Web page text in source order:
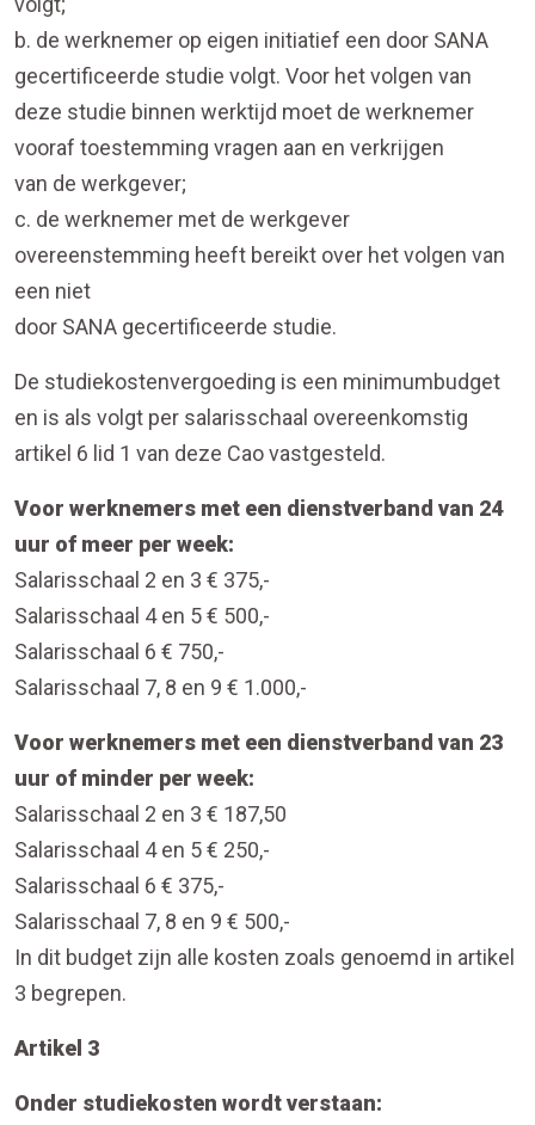
b. de werknemer op eigen initiatief een door SANA
gecertificeerde studie volgt. Voor het volgen van
deze studie binnen werktijd moet de werknemer
vooraf toestemming vragen aan en verkrijgen
van de werkgever;
c. de werknemer met de werkgever
overeenstemming heeft bereikt over het volgen van
een niet
door SANA gecertificeerde studie.
De studiekostenvergoeding is een minimumbudget
en is als volgt per salarisschaal overeenkomstig
artikel 6 lid 1 van deze Cao vastgesteld.
Voor werknemers met een dienstverband van 24
uur of meer per week:
Salarisschaal 2 en 3 € 375,-
Salarisschaal 4 en 5 € 500,-
Salarisschaal 6 € 750,-
Salarisschaal 7, 8 en 9 € 1.000,-
Voor werknemers met een dienstverband van 23
uur of minder per week:
Salarisschaal 2 en 3 € 187,50
Salarisschaal 4 en 5 € 250,-
Salarisschaal 6 € 375,-
Salarisschaal 7, 8 en 9 € 500,-
In dit budget zijn alle kosten zoals genoemd in artikel
3 begrepen.
Artikel 3
Onder studiekosten wordt verstaan: